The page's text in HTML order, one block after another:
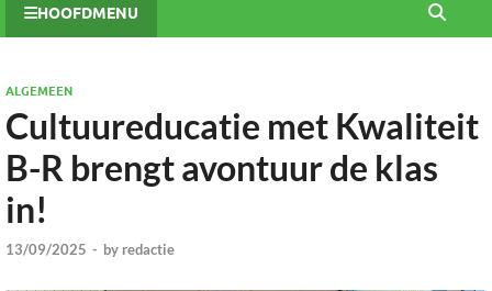
HOOFDMENU
ALGEMEEN
Cultuureducatie met Kwaliteit
B-R brengt avontuur de klas
in!
13/09/2025 - by redactie